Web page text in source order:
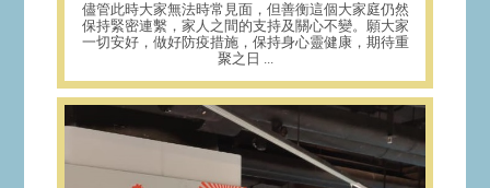
儘管此時大家無法時常見面，但善衡這個大家庭仍然
保持緊密連繫，家人之間的支持及關心不變。願大家
一切安好，做好防疫措施，保持身心靈健康，期待重
聚之日 ...